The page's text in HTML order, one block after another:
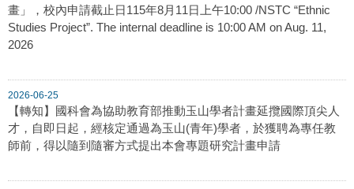
畫」，校內申請截止日115年8月11日上午10:00 /NSTC “Ethnic
Studies Project”. The internal deadline is 10:00 AM on Aug. 11,
2026
2026-06-25
【轉知】國科會為協助教育部推動玉山學者計畫延攬國際頂尖人
才，自即日起，經核定通過為玉山(青年)學者，於獲聘為專任教
師前，得以隨到隨審方式提出本會專題研究計畫申請